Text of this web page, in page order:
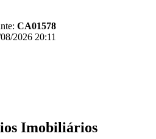
CA01578
2026 20:11
Imobiliários